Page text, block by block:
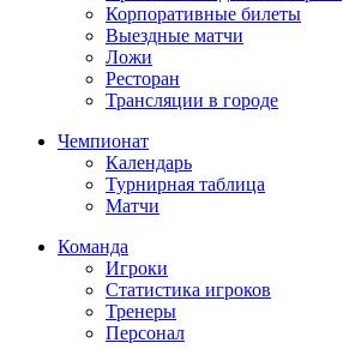
Корпоративные билеты
Выездные матчи
Ложи
Ресторан
Трансляции в городе
Чемпионат
Календарь
Турнирная таблица
Матчи
Команда
Игроки
Статистика игроков
Тренеры
Персонал